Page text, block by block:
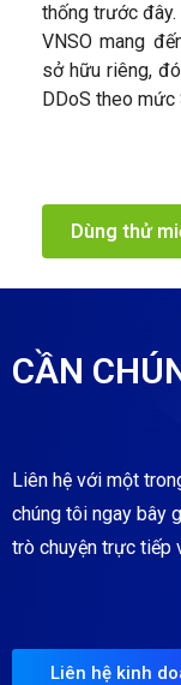
thống trước đây.
VNSO mang
sở hữu riêng,
DDoS theo
Dùng thử
CẦN
Liên hệ với một
chúng tôi ngay bây
trò chuyện trực tiếp
Liên hệ kinh